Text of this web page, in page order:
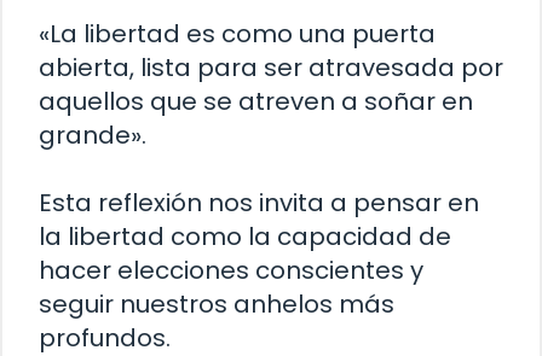
«La libertad es como una puerta
abierta, lista para ser atravesada por
aquellos que se atreven a soñar en
grande».
Esta reflexión nos invita a pensar en
la libertad como la capacidad de
hacer elecciones conscientes y
seguir nuestros anhelos más
profundos.